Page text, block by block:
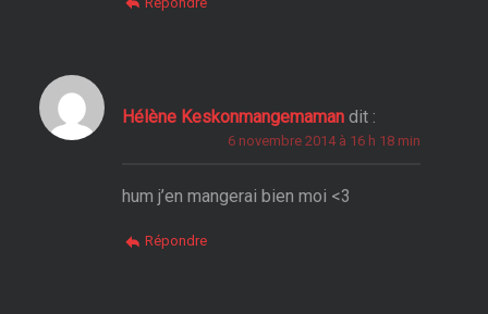
Hélène Keskonmangemaman dit :
6 novembre 2014 à 16 h 18 min
hum j’en mangerai bien moi <3
Répondre